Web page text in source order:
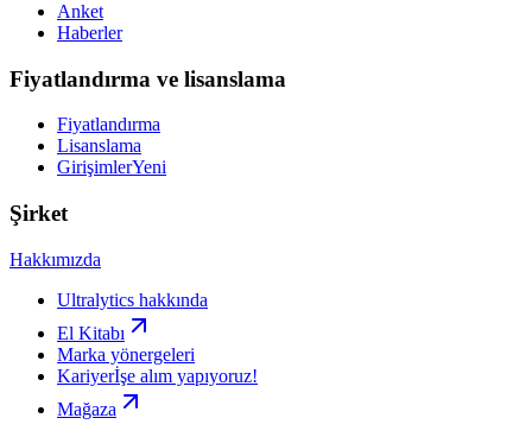
Anket
Haberler
Fiyatlandırma ve lisanslama
Fiyatlandırma
Lisanslama
GirişimlerYeni
Şirket
Hakkımızda
Ultralytics hakkında
El Kitabı
Marka yönergeleri
Kariyerİşe alım yapıyoruz!
Mağaza